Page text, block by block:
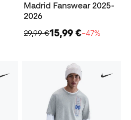
Madrid Fanswear 2025-
2026
29,99 €15,99 €−47%